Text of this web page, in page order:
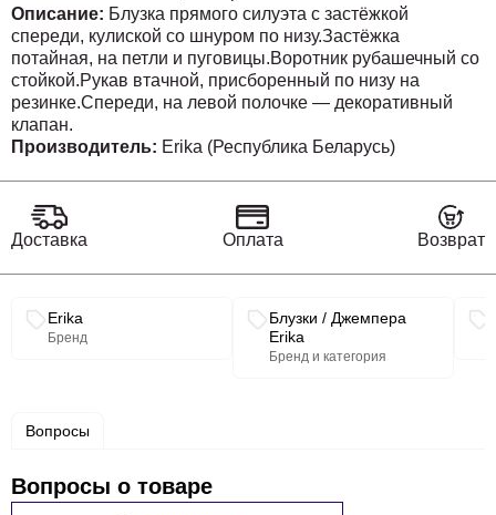
Описание: Блузка прямого силуэта с застёжкой
спереди, кулиской со шнуром по низу.Застёжка
потайная, на петли и пуговицы.Воротник рубашечный со
стойкой.Рукав втачной, присборенный по низу на
резинке.Спереди, на левой полочке — декоративный
клапан.
Производитель: Erika (Республика Беларусь)
Доставка Оплата Возврат
Связанные разделы каталога
Erika
Бренд
Блузки / Джемпера
Erika
Бренд и категория
Вопросы
Вопросы о товаре